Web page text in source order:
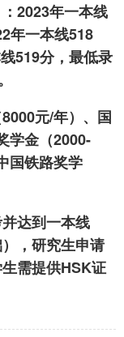
：2023年一本线
年一本线518
519分，最低录
元/年）、国
学金（2000-
国铁路奖学
达到一本线
，研究生申请
需提供HSK证